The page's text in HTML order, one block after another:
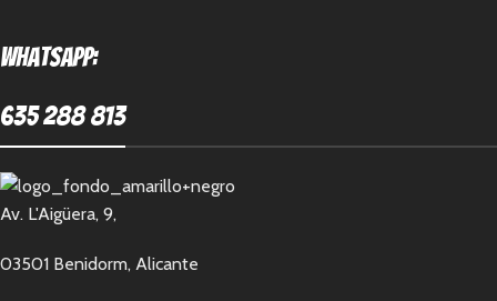
Whatsapp:
635 288 813
Av. L'Aigüera, 9,
03501 Benidorm, Alicante